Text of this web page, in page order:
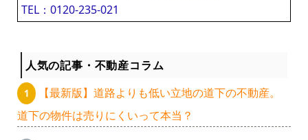
TEL：0120-235-021
人気の記事・不動産コラム
【最新版】道路よりも低い立地の道下の不動産。
道下の物件は売りにくいって本当？